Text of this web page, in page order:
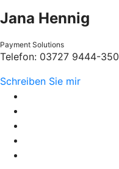
Jana Hennig
Payment Solutions
Telefon: 03727 9444-350
Schreiben Sie mir